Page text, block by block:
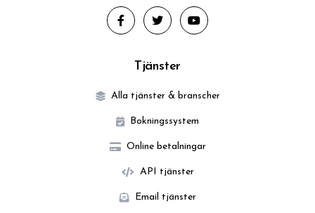
Tjänster
Alla tjänster & branscher
Bokningssystem
Online betalningar
API tjänster
Email tjänster